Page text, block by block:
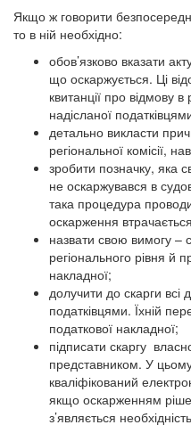
Якщо ж говорити
то в ній необхідно:
обов’язково вказати
що оскаржується. Ці
квитанції про відмову в
надісланої
детально викласти
регіональної комісії,
зробити позначку, яка
не оскаржувався в
така процедура
оскарження
назвати свою вимогу –
регіонального рівня й
накладної;
долучити до скарги всі
податківцями. Їхній
податкової накладної;
підписати скаргу
представником. У
кваліфікований
якщо оскарженням
з’являється